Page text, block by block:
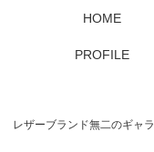
レザーブランド無二のギャ
HOME
PROFILE